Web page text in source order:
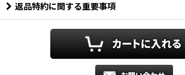
返品特約に関する重要事項